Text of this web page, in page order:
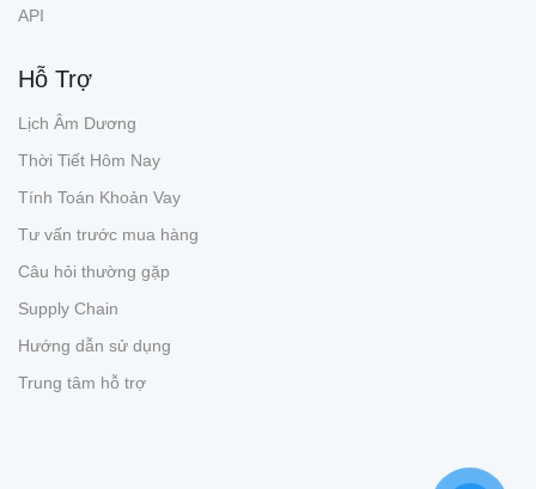
API
Hỗ Trợ
Lịch Âm Dương
Thời Tiết Hôm Nay
Tính Toán Khoản Vay
Tư vấn trước mua hàng
Câu hỏi thường gặp
Supply Chain
Hướng dẫn sử dụng
Trung tâm hỗ trợ